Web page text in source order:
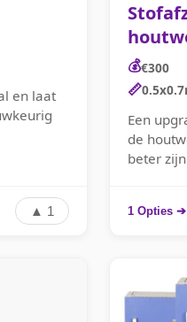
en laat
▲ 1
💰€300
📏
Een
de
beter
1 Opties ➔